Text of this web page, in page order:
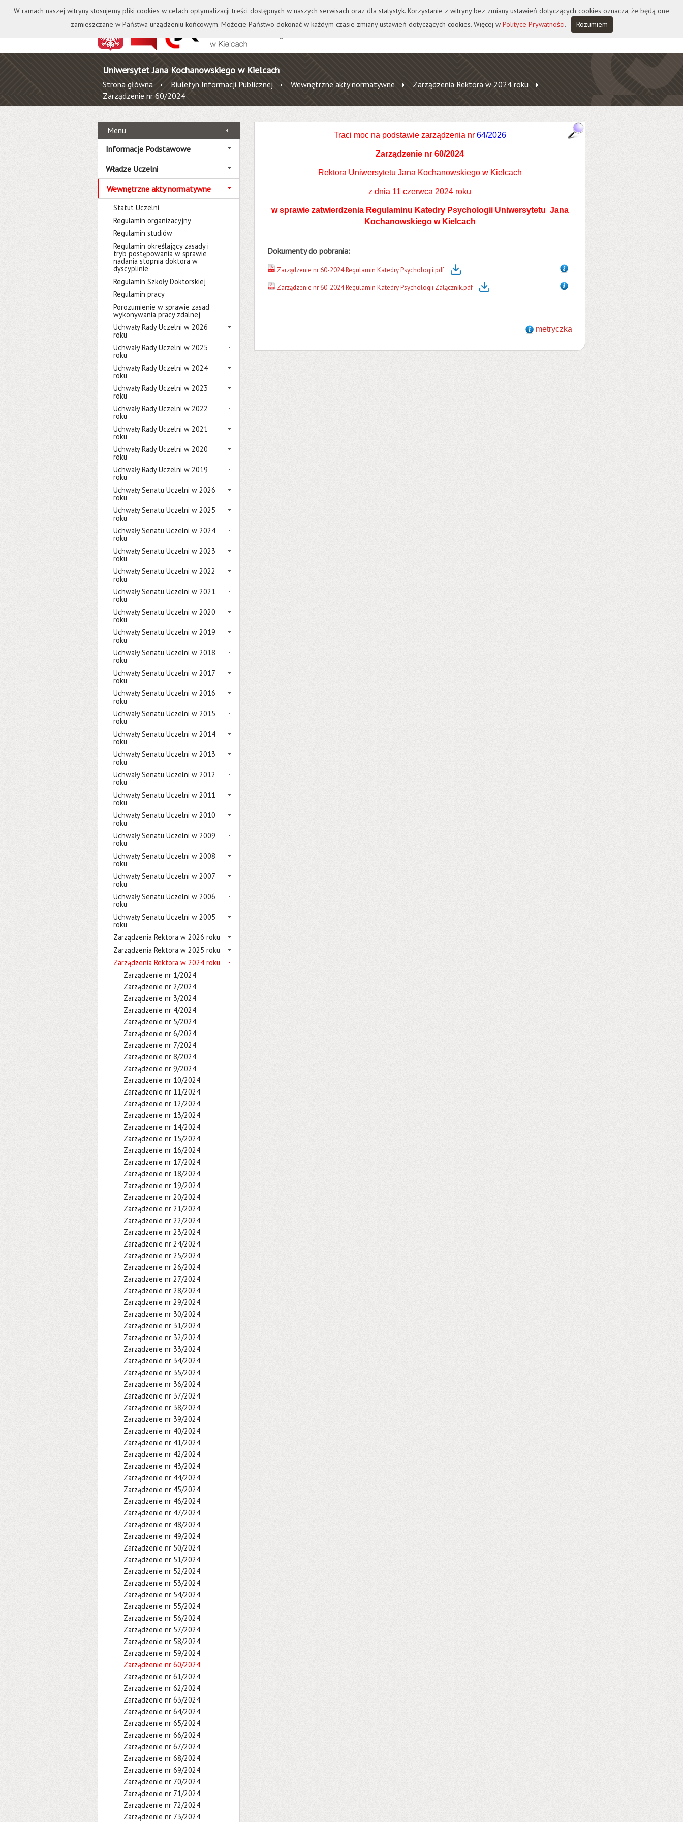
Kontakt Biblioteka Wydawnictwo Wirtualna Uczelnia A A A A
Uniwersytet Jana Kochanowskiego w Kielcach
Strona główna Biuletyn Informacji Publicznej Wewnętrzne akty normatywne
Zarządzenia Rektora w 2024 roku
Zarządzenie nr 60/2024
Menu
Informacje Podstawowe
Władze Uczelni
Wewnętrzne akty normatywne
Statut Uczelni
Regulamin organizacyjny
Regulamin studiów
Regulamin określający zasady i
tryb postępowania w sprawie
nadania stopnia doktora w
dyscyplinie
Regulamin Szkoły Doktorskiej
Regulamin pracy
Porozumienie w sprawie zasad
wykonywania pracy zdalnej
Uchwały Rady Uczelni w 2026
roku
Uchwały Rady Uczelni w 2025
roku
Uchwały Rady Uczelni w 2024
roku
Uchwały Rady Uczelni w 2023
roku
Uchwały Rady Uczelni w 2022
roku
Uchwały Rady Uczelni w 2021
roku
Uchwały Rady Uczelni w 2020
roku
Uchwały Rady Uczelni w 2019
roku
Uchwały Senatu Uczelni w 2026
roku
Uchwały Senatu Uczelni w 2025
roku
Uchwały Senatu Uczelni w 2024
roku
Uchwały Senatu Uczelni w 2023
roku
Uchwały Senatu Uczelni w 2022
roku
Uchwały Senatu Uczelni w 2021
roku
Uchwały Senatu Uczelni w 2020
roku
Uchwały Senatu Uczelni w 2019
roku
Uchwały Senatu Uczelni w 2018
roku
Uchwały Senatu Uczelni w 2017
roku
Uchwały Senatu Uczelni w 2016
roku
Uchwały Senatu Uczelni w 2015
roku
Uchwały Senatu Uczelni w 2014
roku
Uchwały Senatu Uczelni w 2013
roku
Uchwały Senatu Uczelni w 2012
roku
Uchwały Senatu Uczelni w 2011
roku
Uchwały Senatu Uczelni w 2010
roku
Uchwały Senatu Uczelni w 2009
roku
Uchwały Senatu Uczelni w 2008
roku
Uchwały Senatu Uczelni w 2007
roku
Uchwały Senatu Uczelni w 2006
roku
Uchwały Senatu Uczelni w 2005
roku
Zarządzenia Rektora w 2026 roku
Zarządzenia Rektora w 2025 roku
Zarządzenia Rektora w 2024 roku
Zarządzenie nr 1/2024
Zarządzenie nr 2/2024
Zarządzenie nr 3/2024
Zarządzenie nr 4/2024
Zarządzenie nr 5/2024
Zarządzenie nr 6/2024
Zarządzenie nr 7/2024
Zarządzenie nr 8/2024
Zarządzenie nr 9/2024
Zarządzenie nr 10/2024
Zarządzenie nr 11/2024
Zarządzenie nr 12/2024
Zarządzenie nr 13/2024
Zarządzenie nr 14/2024
Zarządzenie nr 15/2024
Zarządzenie nr 16/2024
Zarządzenie nr 17/2024
Zarządzenie nr 18/2024
Zarządzenie nr 19/2024
Zarządzenie nr 20/2024
Zarządzenie nr 21/2024
Zarządzenie nr 22/2024
Zarządzenie nr 23/2024
Zarządzenie nr 24/2024
Zarządzenie nr 25/2024
Zarządzenie nr 26/2024
Zarządzenie nr 27/2024
Zarządzenie nr 28/2024
Zarządzenie nr 29/2024
Zarządzenie nr 30/2024
Zarządzenie nr 31/2024
Zarządzenie nr 32/2024
Zarządzenie nr 33/2024
Zarządzenie nr 34/2024
Zarządzenie nr 35/2024
Zarządzenie nr 36/2024
Zarządzenie nr 37/2024
Zarządzenie nr 38/2024
Zarządzenie nr 39/2024
Zarządzenie nr 40/2024
Zarządzenie nr 41/2024
Zarządzenie nr 42/2024
Zarządzenie nr 43/2024
Zarządzenie nr 44/2024
Zarządzenie nr 45/2024
Zarządzenie nr 46/2024
Zarządzenie nr 47/2024
Zarządzenie nr 48/2024
Zarządzenie nr 49/2024
Zarządzenie nr 50/2024
Zarządzenie nr 51/2024
Zarządzenie nr 52/2024
Zarządzenie nr 53/2024
Zarządzenie nr 54/2024
Zarządzenie nr 55/2024
Zarządzenie nr 56/2024
Zarządzenie nr 57/2024
Zarządzenie nr 58/2024
Zarządzenie nr 59/2024
Zarządzenie nr 60/2024
Zarządzenie nr 61/2024
Zarządzenie nr 62/2024
Zarządzenie nr 63/2024
Zarządzenie nr 64/2024
Zarządzenie nr 65/2024
Zarządzenie nr 66/2024
Zarządzenie nr 67/2024
Zarządzenie nr 68/2024
Zarządzenie nr 69/2024
Zarządzenie nr 70/2024
Zarządzenie nr 71/2024
Zarządzenie nr 72/2024
Zarządzenie nr 73/2024
Traci moc na podstawie zarządzenia nr 64/2026
Zarządzenie nr 60/2024
Rektora Uniwersytetu Jana Kochanowskiego w Kielcach
z dnia 11 czerwca 2024 roku
w sprawie zatwierdzenia Regulaminu Katedry Psychologii Uniwersytetu Jana
Kochanowskiego w Kielcach
Dokumenty do pobrania:
Zarządzenie nr 60-2024 Regulamin Katedry Psychologii.pdf
Zarządzenie nr 60-2024 Regulamin Katedry Psychologii Załącznik.pdf
metryczka
W ramach naszej witryny stosujemy pliki cookies w celach optymalizacji treści dostępnych w naszych serwisach oraz dla statystyk. Korzystanie z witryny bez zmiany ustawień dotyczących cookies oznacza, że będą one
zamieszczane w Państwa urządzeniu końcowym. Możecie Państwo dokonać w każdym czasie zmiany ustawień dotyczących cookies. Więcej w Polityce Prywatności. Rozumiem